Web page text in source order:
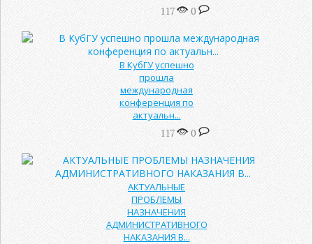
117 0
В КубГУ успешно
прошла
международная
конференция по
актуальн...
117 0
АКТУАЛЬНЫЕ
ПРОБЛЕМЫ
НАЗНАЧЕНИЯ
АДМИНИСТРАТИВНОГО
НАКАЗАНИЯ В...